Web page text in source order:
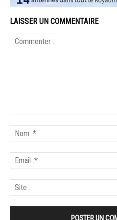
LAISSER UN COMMENTAIRE